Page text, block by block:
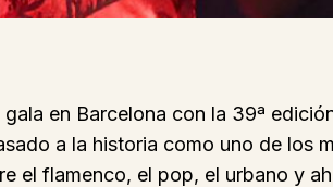
en Barcelona con la 39ª
a la historia como uno de los
el flamenco, el pop, el urbano y